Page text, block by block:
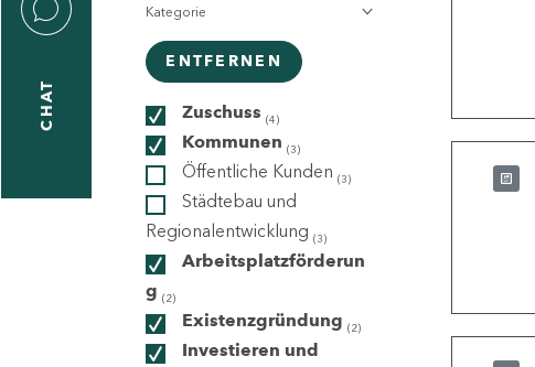
CHAT
Kategorie
ENTFERNEN
Zuschuss (4)
Kommunen (3)
Öffentliche Kunden (3)
Städtebau und
Regionalentwicklung (3)
Arbeitsplatzförderun
g (2)
Existenzgründung (2)
Investieren und